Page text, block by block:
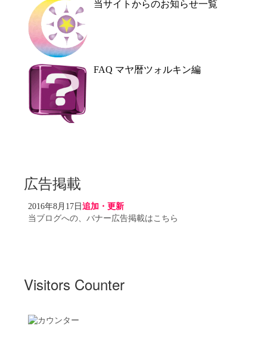
当サイトからのお知らせ一覧
FAQ マヤ暦ツォルキン編
広告掲載
2016年8月17日 追加・更新
当ブログへの、バナー広告掲載はこちら
Visitors Counter